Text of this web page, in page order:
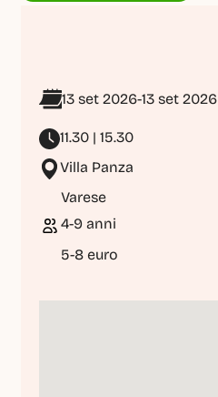
13 set 2026-13 set 2026
11.30 | 15.30
Villa Panza
Varese
4-9 anni
5-8 euro